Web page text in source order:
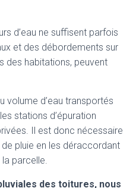
d’eau ne suffisent parfois
et des débordements sur
des habitations, peuvent
volume d’eau transportés
stations d’épuration
Il est donc nécessaire
pluie en les déraccordant
parcelle.
des toitures, nous